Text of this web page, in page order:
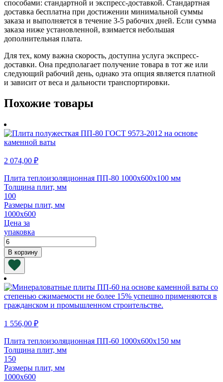
способами: стандартной и экспресс-доставкой. Стандартная
доставка бесплатна при достижении минимальной суммы
заказа и выполняется в течение 3-5 рабочих дней. Если сумма
заказа ниже установленной, взимается небольшая
дополнительная плата.
Для тех, кому важна скорость, доступна услуга экспресс-
доставки. Она предполагает получение товара в тот же или
следующий рабочий день, однако эта опция является платной
и зависит от веса и дальности транспортировки.
Похожие товары
2 074,00 ₽
Плита теплоизоляционная ПП-80 1000х600х100 мм
Толщина плит, мм
100
Размеры плит, мм
1000х600
Цена за
упаковка
Количество
товара
Плита
теплоизоляционная
ПП-80
1000х600х100
мм
В корзину
1 556,00 ₽
Плита теплоизоляционная ПП-60 1000х600х150 мм
Толщина плит, мм
150
Размеры плит, мм
1000х600